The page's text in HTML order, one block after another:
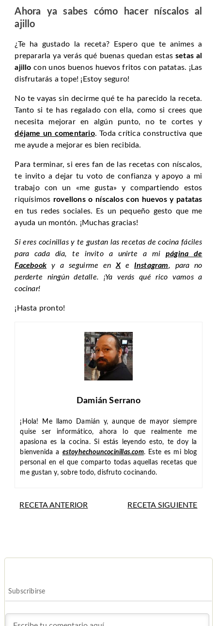
Ahora ya sabes cómo hacer níscalos al
ajillo
¿Te ha gustado la receta? Espero que te animes a
prepararla ya verás qué buenas quedan estassetas al
ajillo con unos buenos huevos fritos con patatas. ¡Las
disfrutarás a tope! ¡Estoy seguro!
No te vayas sin decirme qué te ha parecido la receta.
Tanto si te has regalado con ella, como si crees que
necesita mejorar en algún punto, no te cortes y
déjame un comentario. Toda crítica constructiva que
me ayude a mejorar es bien recibida.
Para terminar, si eres fan de las recetas con níscalos,
te invito a dejar tu voto de confianza y apoyo a mi
trabajo con un «me gusta» y compartiendo estos
riquísimos rovellons o níscalos con huevos y patatas
en tus redes sociales. Es un pequeño gesto que me
ayuda un montón. ¡Muchas gracias!
Si eres cocinillas y te gustan las recetas de cocina fáciles
para cada día, te invito a unirte a mipágina de
Facebook y a seguirme enXe Instagram, para no
perderte ningún detalle. ¡Ya verás qué rico vamos a
cocinar!
¡Hasta pronto!
Damián Serrano
¡Hola! Me llamo Damián y, aunque de mayor siempre
quise ser informático, ahora lo que realmente me
apasiona es la cocina. Si estás leyendo esto, te doy la
bienvenida a estoyhechouncocinillas.com. Este es mi blog
personal en el que comparto todas aquellas recetas que
me gustan y, sobre todo, disfruto cocinando.
RECETA ANTERIOR RECETA SIGUIENTE
Subscribirse